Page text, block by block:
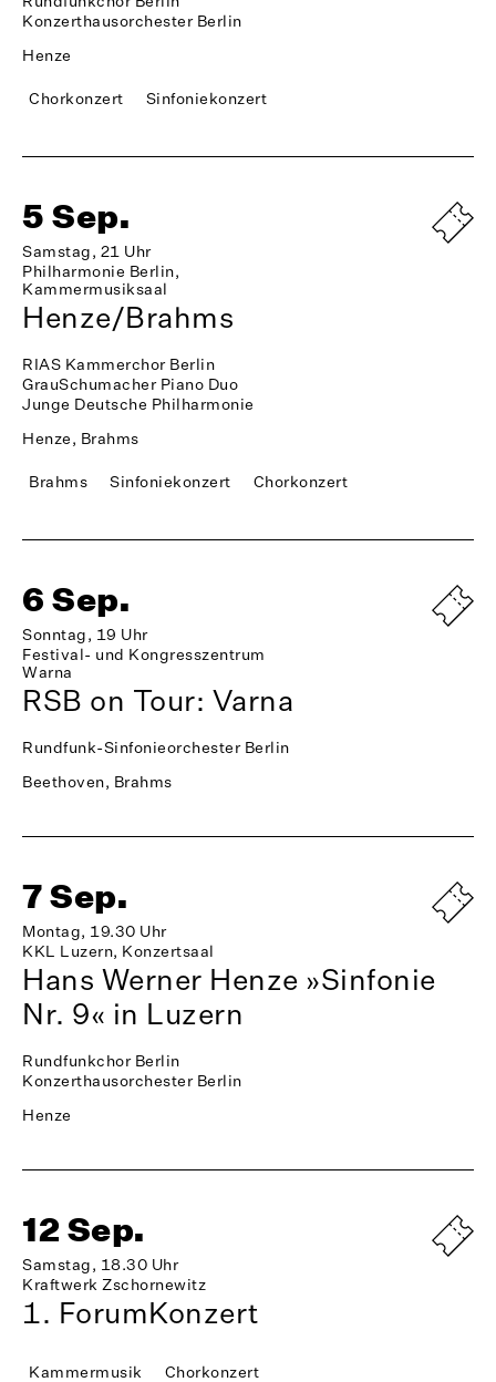
Konzerthausorchester Berlin
Henze
Chorkonzert Sinfoniekonzert
5 Sep.
Samstag, 21 Uhr
Philharmonie Berlin,
Kammermusiksaal
Henze/Brahms
RIAS Kammerchor Berlin
GrauSchumacher Piano Duo
Junge Deutsche Philharmonie
Henze, Brahms
Brahms Sinfoniekonzert Chorkonzert
6 Sep.
Sonntag, 19 Uhr
Festival- und Kongresszentrum
Warna
RSB on Tour: Varna
Rundfunk-Sinfonieorchester Berlin
Beethoven, Brahms
7 Sep.
Montag, 19.30 Uhr
KKL Luzern, Konzertsaal
Hans Werner Henze »Sinfonie
Nr. 9« in Luzern
Rundfunkchor Berlin
Konzerthausorchester Berlin
Henze
12 Sep.
Samstag, 18.30 Uhr
Kraftwerk Zschornewitz
1. ForumKonzert
Kammermusik Chorkonzert